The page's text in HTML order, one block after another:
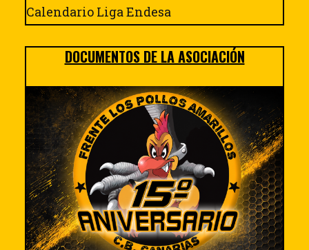
Calendario Liga Endesa
DOCUMENTOS DE LA ASOCIACIÓN